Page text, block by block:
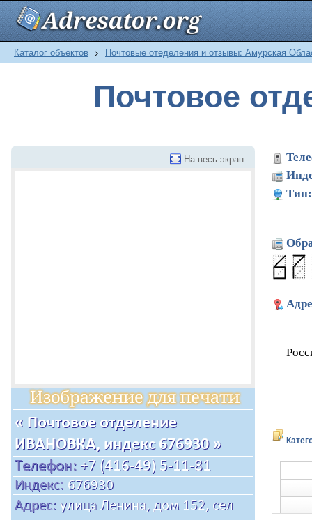
Каталог объектов > Почтовые отеделения и отзывы: Амурская
Почтовое
На весь экран
Тип: